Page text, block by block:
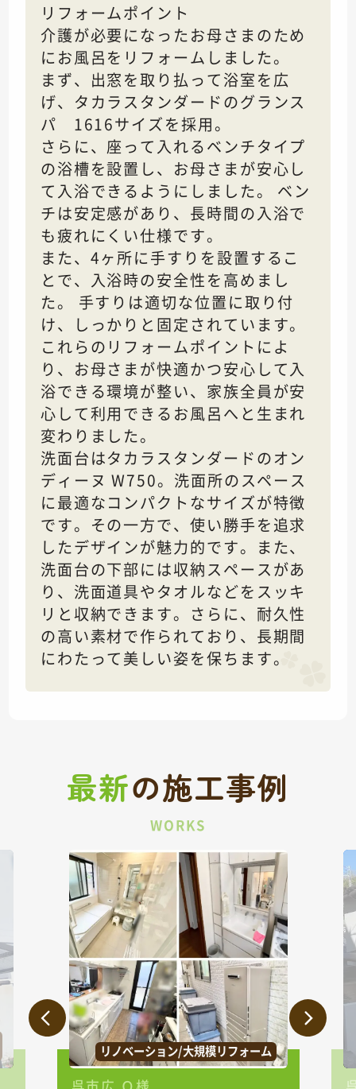
リフォームポイント
介護が必要になったお母さまのため
にお風呂をリフォームしました。
まず、出窓を取り払って浴室を広
げ、タカラスタンダードのグランス
パ 1616サイズを採用。
さらに、座って入れるベンチタイプ
の浴槽を設置し、お母さまが安心し
て入浴できるようにしました。 ベン
チは安定感があり、長時間の入浴で
も疲れにくい仕様です。
また、4ヶ所に手すりを設置するこ
とで、入浴時の安全性を高めまし
た。 手すりは適切な位置に取り付
け、しっかりと固定されています。
これらのリフォームポイントによ
り、お母さまが快適かつ安心して入
浴できる環境が整い、家族全員が安
心して利用できるお風呂へと生まれ
変わりました。
洗面台はタカラスタンダードのオン
ディーヌ W750。洗面所のスペース
に最適なコンパクトなサイズが特徴
です。その一方で、使い勝手を追求
したデザインが魅力的です。また、
洗面台の下部には収納スペースがあ
り、洗面道具やタオルなどをスッキ
リと収納できます。さらに、耐久性
の高い素材で作られており、長期間
にわたって美しい姿を保ちます。
最新の施工事例
WORKS
リノベーション/大規模リフォーム